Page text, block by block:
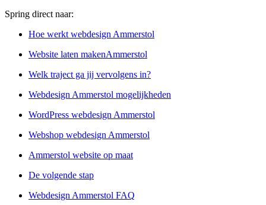
Spring direct naar:
Hoe werkt webdesign Ammerstol
Website laten makenAmmerstol
Welk traject ga jij vervolgens in?
Webdesign Ammerstol mogelijkheden
WordPress webdesign Ammerstol
Webshop webdesign Ammerstol
Ammerstol website op maat
De volgende stap
Webdesign Ammerstol FAQ